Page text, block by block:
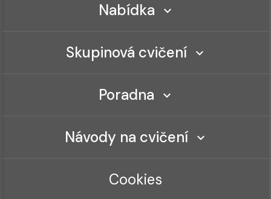
Nabídka
Skupinová cvičení
Poradna
Návody na cvičení
Cookies